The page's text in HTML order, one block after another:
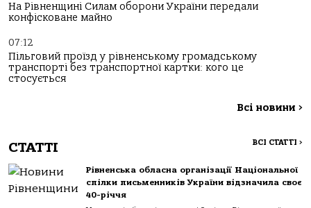
На Рівненщині Силам оборони України передали
конфісковане майно
07:12
Пільговий проїзд у рівненському громадському
транспорті без транспортної картки: кого це
стосується
Всі новини >
СТАТТІ ВСІ СТАТТІ >
Рівненська обласна організації Національної
спілки письменників України відзначила своє
40-річчя